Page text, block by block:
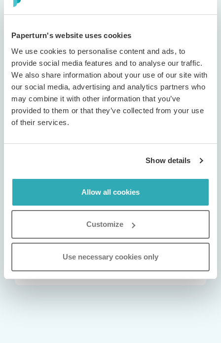
Paperturn's website uses cookies
We use cookies to personalise content and ads, to
provide social media features and to analyse our traffic.
We also share information about your use of our site with
our social media, advertising and analytics partners who
may combine it with other information that you’ve
provided to them or that they’ve collected from your use
of their services.
Show details
Allow all cookies
Customize
Use necessary cookies only
samme.
Start gratis prøveperiode
Book en demo
Træk og slip blot din PDF-fil ind i Paperturn. Dit
sekunder, og der kræves ingen
designfærdigheder.
2 Tilpas dit bladrekatalog
Tilføj dit logo, dine brandfarver, og gør det
3 Udgiv og del